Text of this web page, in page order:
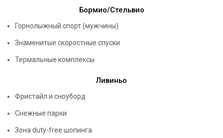
Бормио/Стельвио
Горнолыжный спорт (мужчины)
Знаменитые скоростные спуски
Термальные комплексы
Ливиньо
Фристайл и сноуборд
Снежные парки
Зона duty-free шопинга